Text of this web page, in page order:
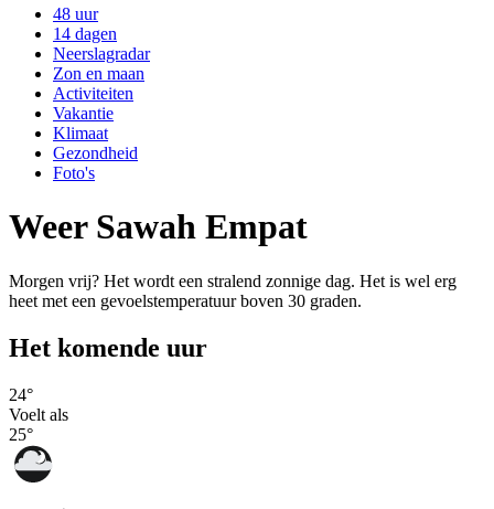
48 uur
14 dagen
Neerslagradar
Zon en maan
Activiteiten
Vakantie
Klimaat
Gezondheid
Foto's
Weer Sawah Empat
Morgen vrij? Het wordt een stralend zonnige dag. Het is wel erg
heet met een gevoelstemperatuur boven 30 graden.
Het komende uur
24°
Voelt als
25°